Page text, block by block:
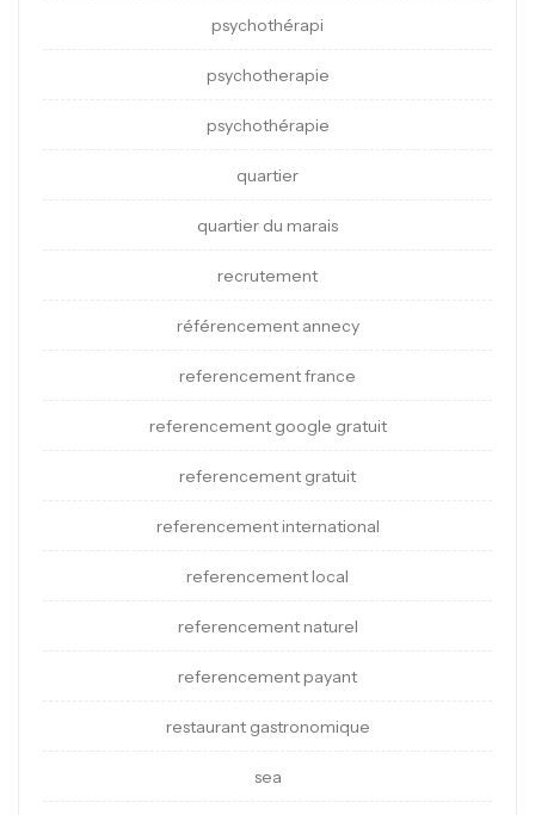
psychothérapi
psychotherapie
psychothérapie
quartier
quartier du marais
recrutement
référencement annecy
referencement france
referencement google gratuit
referencement gratuit
referencement international
referencement local
referencement naturel
referencement payant
restaurant gastronomique
sea